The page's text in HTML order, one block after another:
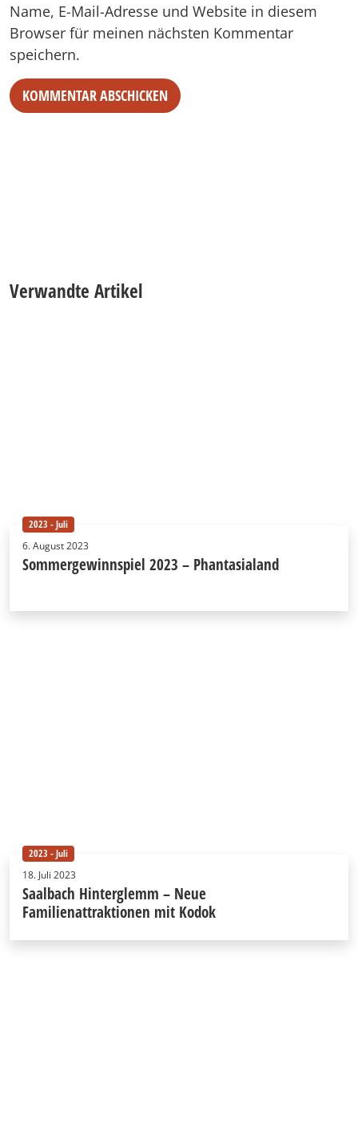
Name, E-Mail-Adresse und Website in diesem
Browser für meinen nächsten Kommentar
speichern.
Verwandte Artikel
2023 - Juli
6. August 2023
Sommergewinnspiel 2023 – Phantasialand
2023 - Juli
18. Juli 2023
Saalbach Hinterglemm – Neue
Familienattraktionen mit Kodok